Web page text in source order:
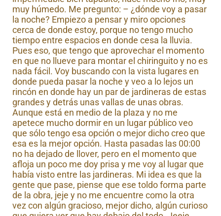
muy húmedo. Me pregunto: – ¿dónde voy a pasar
la noche? Empiezo a pensar y miro opciones
cerca de donde estoy, porque no tengo mucho
tiempo entre espacios en donde cesa la lluvia.
Pues eso, que tengo que aprovechar el momento
en que no llueve para montar el chiringuito y no es
nada fácil. Voy buscando con la vista lugares en
donde pueda pasar la noche y veo a lo lejos un
rincón en donde hay un par de jardineras de estas
grandes y detrás unas vallas de unas obras.
Aunque está en medio de la plaza y no me
apetece mucho dormir en un lugar público veo
que sólo tengo esa opción o mejor dicho creo que
esa es la mejor opción. Hasta pasadas las 00:00
no ha dejado de llover, pero en el momento que
afloja un poco me doy prisa y me voy al lugar que
había visto entre las jardineras. Mi idea es que la
gente que pase, piense que ese toldo forma parte
de la obra, jeje y no me encuentre como la otra
vez con algún gracioso, mejor dicho, algún curioso